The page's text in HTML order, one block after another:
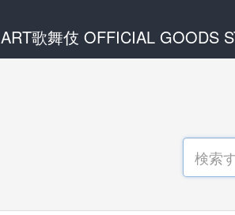
ART歌舞伎 OFFICIAL GOODS